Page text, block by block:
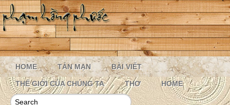
HOME TẢN MẠN BÀI VIẾT
THẾ GIỚI CỦA CHÚNG TA THƠ HOME